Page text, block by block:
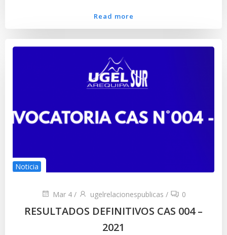
Read more
Noticia
Mar 4 / ugelrelacionespublicas / 0
RESULTADOS DEFINITIVOS CAS 004 –
2021